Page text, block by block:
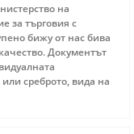
на
за търговия с
бижу от нас бива
Документът
среброто, вида на